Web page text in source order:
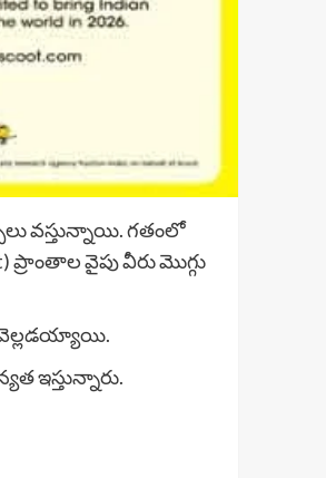
వస్తున్నాయి. గతంలో
ప్రాంతాల వైపు వీరు మొగ్గు
వెల్లడయ్యాయి.
ఇస్తున్నారు.